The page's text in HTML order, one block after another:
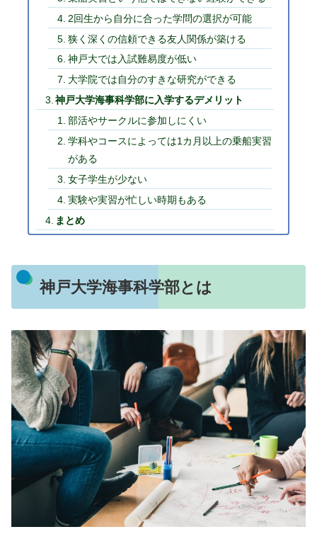
2回生から自分に合った学問の選択が可能
狭く深くの信頼できる友人関係が築ける
神戸大では入試難易度が低い
大学院では自分のすきな研究ができる
神戸大学海事科学部に入学するデメリット
部活やサークルに参加しにくい
学科やコースによっては1カ月以上の乗船実習
がある
女子学生が少ない
実験や実習が忙しい時期もある
まとめ
神戸大学海事科学部とは